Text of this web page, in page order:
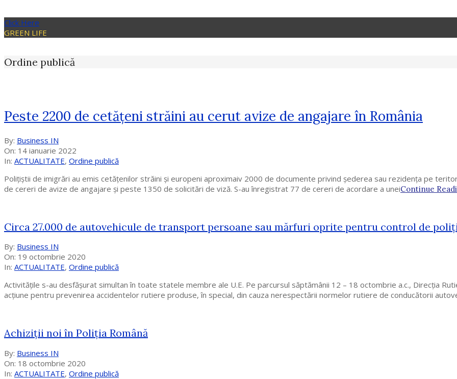
Click Here
GREEN LIFE
Ordine publică
Peste 2200 de cetățeni străini au cerut avize de angajare în România
2022-
01-
14
By: Business IN
On: 14 ianuarie 2022
In: ACTUALITATE, Ordine publică
Poliţiştii de imigrări au emis cetăţenilor străini şi europeni aproximaiv 2000 de documente privind şederea sau rezidenţa pe
de cereri de avize de angajare şi peste 1350 de solicitări de viză. S-au înregistrat 77 de cereri de acordare a uneiContinue
Circa 27.000 de autovehicule de transport persoane sau mărfuri oprite pentru control de
2020-
10-
19
By: Business IN
On: 19 octombrie 2020
In: ACTUALITATE, Ordine publică
Activităţile s-au desfășurat simultan în toate statele membre ale U.E. Pe parcursul săptămânii 12 – 18 octombrie a.c., Direcţia
acţiune pentru prevenirea accidentelor rutiere produse, în special, din cauza nerespectării normelor rutiere de conducătorii
Achiziții noi în Poliția Română
2020-
10-
18
By: Business IN
On: 18 octombrie 2020
In: ACTUALITATE, Ordine publică